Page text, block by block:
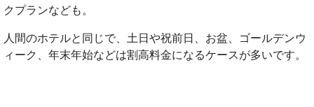
クプランなども。
人間のホテルと同じで、土日や祝前日、お盆、ゴールデンウ
ィーク、年末年始などは割高料金になるケースが多いです。